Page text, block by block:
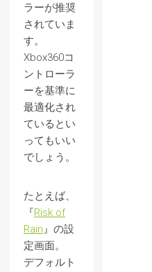
ラーが推奨
されていま
す。
Xbox360コ
ントローラ
ーを基準に
最適化され
ているとい
ってもいい
でしょう。
たとえば、
『Risk of
Rain』の設
定画面。
デフォルト